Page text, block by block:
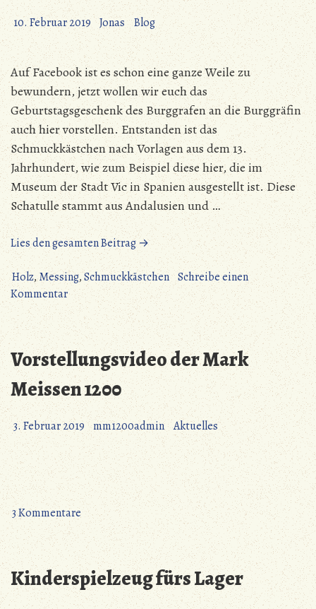
10. Februar 2019 Jonas Blog
Auf Facebook ist es schon eine ganze Weile zu
bewundern, jetzt wollen wir euch das
Geburtstagsgeschenk des Burggrafen an die Burggräfin
auch hier vorstellen. Entstanden ist das
Schmuckkästchen nach Vorlagen aus dem 13.
Jahrhundert, wie zum Beispiel diese hier, die im
Museum der Stadt Vic in Spanien ausgestellt ist. Diese
Schatulle stammt aus Andalusien und …
Lies den gesamten Beitrag →„Ein
Schmuckkästchen
für
die
Burggräfin“
Holz,Messing,Schmuckkästchen Schreibe einen
Kommentarzu
Ein
Schmuckkästchen
für
die
Burggräfin
Vorstellungsvideo der Mark
Meissen 1200
3. Februar 2019 mm1200admin Aktuelles
3 Kommentarezu
Vorstellungsvideo
der
Mark
Meissen
1200
Kinderspielzeug fürs Lager